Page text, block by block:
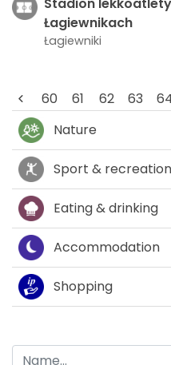
Stadion
Łagiewnikach
Łagiewniki
60 61 62 63
Nature
Sport & recreation
Eating & drinking
Accommodation
Shopping